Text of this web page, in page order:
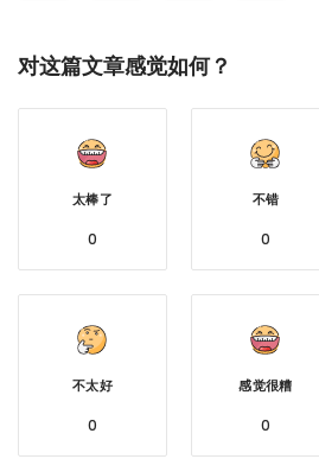
对这篇文章感觉如何？
太棒了
0
不错
0
不太好
0
感觉很糟
0